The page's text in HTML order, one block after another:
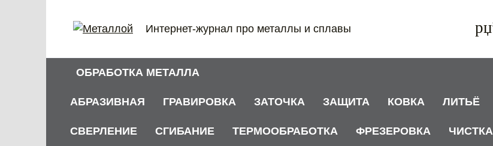
Интернет-журнал про металлы и сплавы
ОБРАБОТКА МЕТАЛЛА
АБРАЗИВНАЯ ГРАВИРОВКА ЗАТОЧКА ЗАЩИТА КОВКА ЛИТЬЁ
СВЕРЛЕНИЕ СГИБАНИЕ ТЕРМООБРАБОТКА ФРЕЗЕРОВКА ЧИСТКА